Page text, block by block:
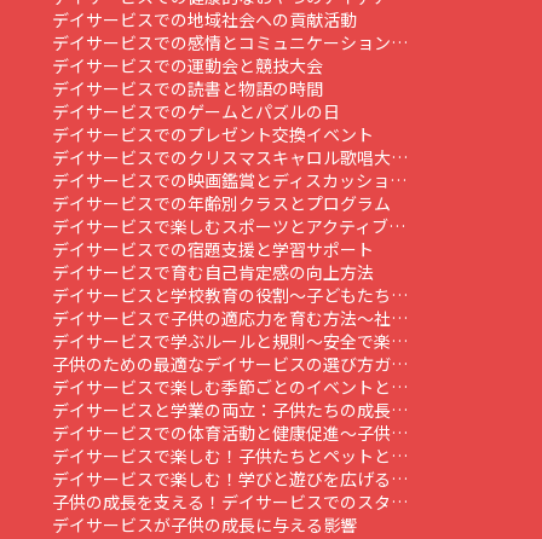
デイサービスでの地域社会への貢献活動
デイサービスでの感情とコミュニケーション…
デイサービスでの運動会と競技大会
デイサービスでの読書と物語の時間
デイサービスでのゲームとパズルの日
デイサービスでのプレゼント交換イベント
デイサービスでのクリスマスキャロル歌唱大…
デイサービスでの映画鑑賞とディスカッショ…
デイサービスでの年齢別クラスとプログラム
デイサービスで楽しむスポーツとアクティブ…
デイサービスでの宿題支援と学習サポート
デイサービスで育む自己肯定感の向上方法
デイサービスと学校教育の役割～子どもたち…
デイサービスで子供の適応力を育む方法～社…
デイサービスで学ぶルールと規則～安全で楽…
子供のための最適なデイサービスの選び方ガ…
デイサービスで楽しむ季節ごとのイベントと…
デイサービスと学業の両立：子供たちの成長…
デイサービスでの体育活動と健康促進～子供…
デイサービスで楽しむ！子供たちとペットと…
デイサービスで楽しむ！学びと遊びを広げる…
子供の成長を支える！デイサービスでのスタ…
デイサービスが子供の成長に与える影響